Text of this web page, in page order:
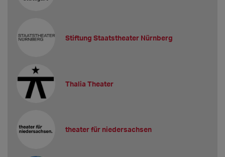
Stiftung Staatstheater Nürnberg
Thalia Theater
theater für niedersachsen